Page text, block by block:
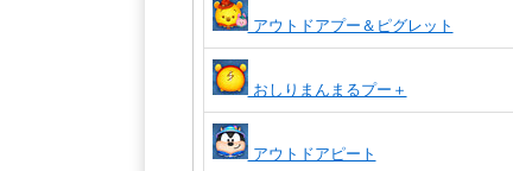
アウトドアプー＆ピグレット
おしりまんまるプー＋
アウトドアピート